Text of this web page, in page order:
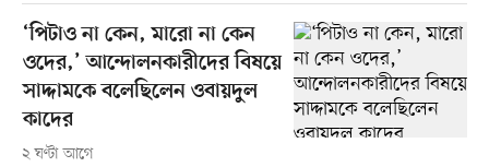
‘পিটাও না কেন, মারো না কেন
ওদের,’ আন্দোলনকারীদের বিষয়ে
সাদ্দামকে বলেছিলেন ওবায়দুল
কাদের
২ ঘণ্টা আগে